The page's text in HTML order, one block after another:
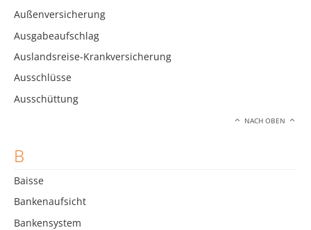
Außenversicherung
Ausgabeaufschlag
Auslandsreise-Krankversicherung
Ausschlüsse
Ausschüttung
NACH OBEN
B
Baisse
Bankenaufsicht
Bankensystem